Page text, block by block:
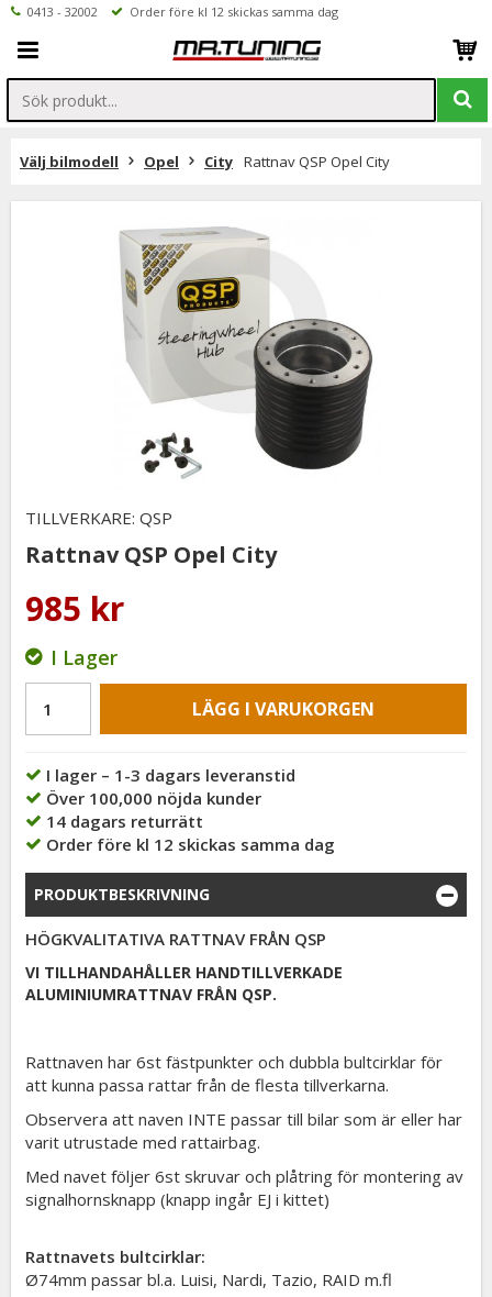
0413 - 32002 Order före kl 12 skickas samma dag
Välj bilmodell Opel City Rattnav QSP Opel City
TILLVERKARE: QSP
Rattnav QSP Opel City
985 kr
I Lager
LÄGG I VARUKORGEN
I lager – 1-3 dagars leveranstid
Över 100,000 nöjda kunder
14 dagars returrätt
Order före kl 12 skickas samma dag
PRODUKTBESKRIVNING
HÖGKVALITATIVA RATTNAV FRÅN QSP
VI TILLHANDAHÅLLER HANDTILLVERKADE
ALUMINIUMRATTNAV FRÅN QSP.
Rattnaven har 6st fästpunkter och dubbla bultcirklar för
att kunna passa rattar från de flesta tillverkarna.
Observera att naven INTE passar till bilar som är eller har
varit utrustade med rattairbag.
Med navet följer 6st skruvar och plåtring för montering av
signalhornsknapp (knapp ingår EJ i kittet)
Rattnavets bultcirklar:
Ø74mm passar bl.a. Luisi, Nardi, Tazio, RAID m.fl